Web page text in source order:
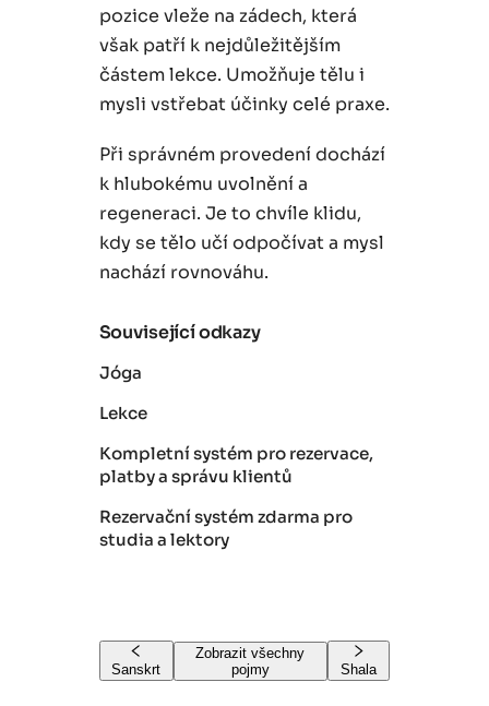
pozice vleže na zádech, která
však patří k nejdůležitějším
částem lekce. Umožňuje tělu i
mysli vstřebat účinky celé praxe.
Při správném provedení dochází
k hlubokému uvolnění a
regeneraci. Je to chvíle klidu,
kdy se tělo učí odpočívat a mysl
nachází rovnováhu.
Související odkazy
Jóga
Lekce
Kompletní systém pro rezervace,
platby a správu klientů
Rezervační systém zdarma pro
studia a lektory
Sanskrt
Zobrazit všechny
pojmy
Shala